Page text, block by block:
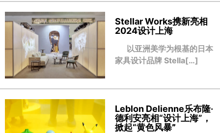
Stellar Works携新亮相
2024设计上海
以亚洲美学为根基的日本
家具设计品牌 Stella[…]
Leblon Delienne乐布隆·
德利安亮相“设计上海”，
掀起“黄色风暴”